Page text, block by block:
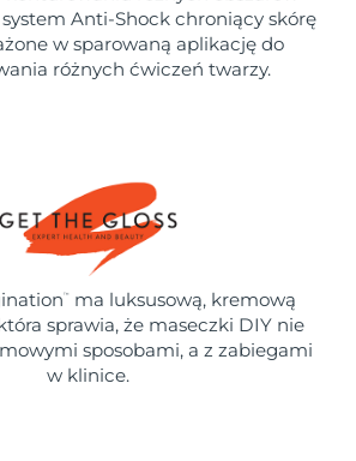
Anti-Shock chroniący skórę
w sparowaną aplikację do
różnych ćwiczeń twarzy.
™
ma luksusową, kremową
sprawia, że maseczki DIY nie
sposobami, a z zabiegami
w klinice.